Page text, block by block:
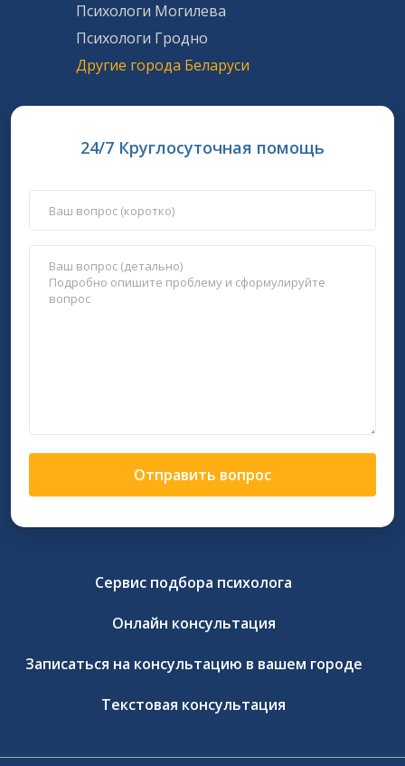
Психологи Могилева
Психологи Гродно
Другие города Беларуси
24/7 Круглосуточная помощь
Отправить вопрос
Сервис подбора психолога
Онлайн консультация
Записаться на консультацию в вашем городе
Текстовая консультация